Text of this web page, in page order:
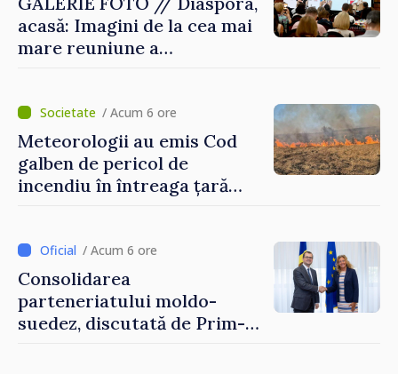
acasă: Imagini de la cea mai
mare reuniune a
/ Acum 6 ore
Meteorologii au emis Cod
galben de pericol de
incendiu în întreaga țară
/ Acum 6 ore
Consolidarea
parteneriatului moldo-
suedez, discutată de Prim-